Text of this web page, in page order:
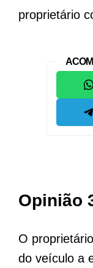
proprietário
Opinião
O
do veículo a